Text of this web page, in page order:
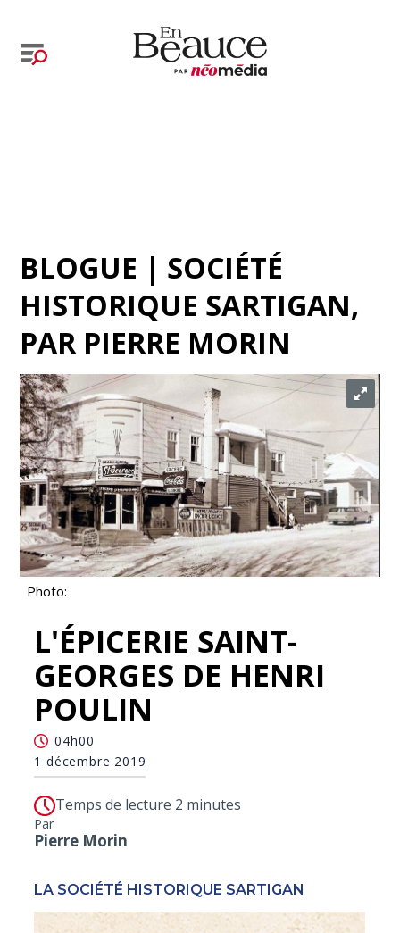
BLOGUE | SOCIÉTÉ
HISTORIQUE SARTIGAN,
PAR PIERRE MORIN
Photo:
L'ÉPICERIE SAINT-
GEORGES DE HENRI
POULIN
04h00
1 décembre 2019
Temps de lecture 2 minutes
Par
Pierre Morin
LA SOCIÉTÉ HISTORIQUE SARTIGAN